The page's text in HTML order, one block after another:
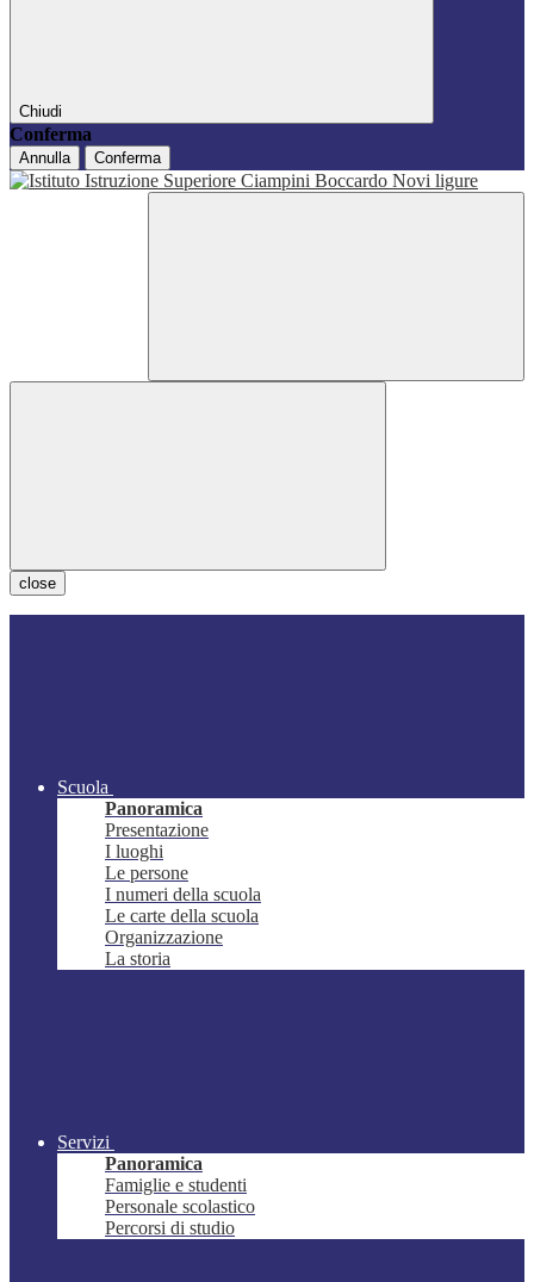
Chiudi
Conferma
Annulla Conferma
close
Scuola
Panoramica
Presentazione
I luoghi
Le persone
I numeri della scuola
Le carte della scuola
Organizzazione
La storia
Servizi
Panoramica
Famiglie e studenti
Personale scolastico
Percorsi di studio